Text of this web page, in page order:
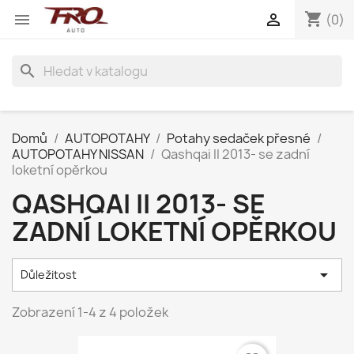
 shopping_cart (0)

search
Domů AUTOPOTAHY
Potahy sedaček přesné
AUTOPOTAHY NISSAN
Qashqai II 2013- se zadní
loketní opěrkou
QASHQAI II 2013- SE
ZADNÍ LOKETNÍ OPĚRKOU
Důležitost 
Zobrazení 1-4 z 4 položek